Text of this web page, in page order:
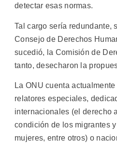
detectar esas normas.
Tal cargo sería redundante,
Consejo de Derechos
sucedió, la Comisión de
tanto, desecharon la
La ONU cuenta
relatores especiales,
internacionales (el derecho
condición de los migrantes
mujeres, entre otros) o